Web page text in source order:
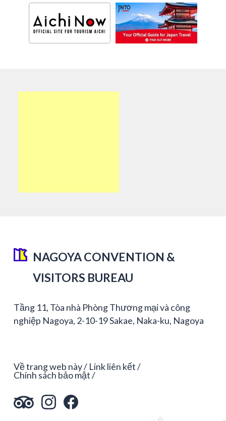
NAGOYA CONVENTION &
VISITORS BUREAU
Tầng 11, Tòa nhà Phòng Thương mại và công
nghiệp Nagoya, 2-10-19 Sakae, Naka-ku, Nagoya
Về trang web này Link liên kết
Chính sách bảo mật